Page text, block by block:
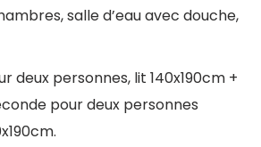
salle d’eau avec douche,
deux personnes, lit 140x190cm +
pour deux personnes